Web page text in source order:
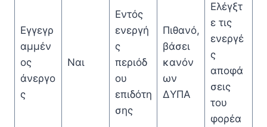
Εγγεγρ
αμμέν
ος
άνεργο
ς
Ναι
Εντός
ενεργή
ς
περιόδ
ου
επιδότη
σης
Πιθανό,
βάσει
κανόν
ων
ΔΥΠΑ
Ελέγξτ
ε τις
ενεργέ
ς
αποφά
σεις
του
φορέα